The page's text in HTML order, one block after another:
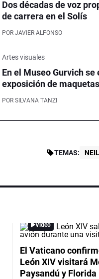
Dos décadas de voz
de carrera en el Solís
POR JAVIER ALFONSO
Artes visuales
En el Museo Gurvich se
exposición de
POR SILVANA TANZI
TEMAS:
Video
El Vaticano
León XIV visitará
Paysandú y Florida